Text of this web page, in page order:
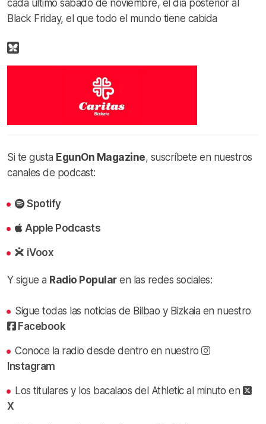
cada último sábado de noviembre, el día posterior al
Black Friday, el que todo el mundo tiene cabida
Si te gusta EgunOn Magazine, suscríbete en nuestros
canales de podcast:
Spotify
Apple Podcasts
iVoox
Y sigue a Radio Popularen las redes sociales:
Sigue todas las noticias de Bilbao y Bizkaia en nuestro
Facebook
Conoce la radio desde dentro en nuestro
Instagram
Los titulares y los bacalaos del Athletic al minuto en
X